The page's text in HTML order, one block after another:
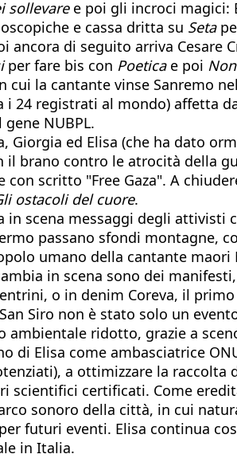
sollevaree poi gli incroci magici:
e cassa dritta su Seta
ancora di seguito arriva Cesare
per fare bis con Poetica e poi
cui la cantante vinse Sanremo
i 24 registrati al mondo) affetta
NUBPL.
Giorgia ed Elisa (che ha dato
il brano contro le atrocità della
con scritto "Free Gaza". A
ostacoli del cuore.
in scena messaggi degli
passano sfondi montagne,
umano della cantante
in scena sono dei
o in denim Coreva, il
Siro non è stato solo un
ambientale ridotto, grazie a
di Elisa come ambasciatrice
a ottimizzare la raccolta
scientifici certificati. Come
sonoro della città, in cui
futuri eventi. Elisa continua
in Italia.